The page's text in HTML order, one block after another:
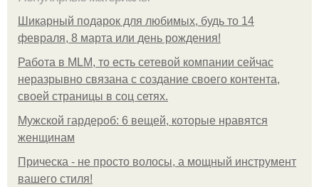
Шикарный подарок для любимых, будь то 14
февраля, 8 марта или день рождения!
Работа в MLM, то есть сетевой компании сейчас
неразрывно связана с создание своего контента,
своей страницы в соц сетях.
Мужской гардероб: 6 вещей, которые нравятся
женщинам
Прическа - не просто волосы, а мощный инструмент
вашего стиля!